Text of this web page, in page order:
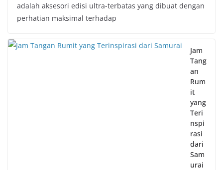
adalah aksesori edisi ultra-terbatas yang dibuat dengan
perhatian maksimal terhadap
Jam
Tang
an
Rum
it
yang
Teri
nspi
rasi
dari
Sam
urai